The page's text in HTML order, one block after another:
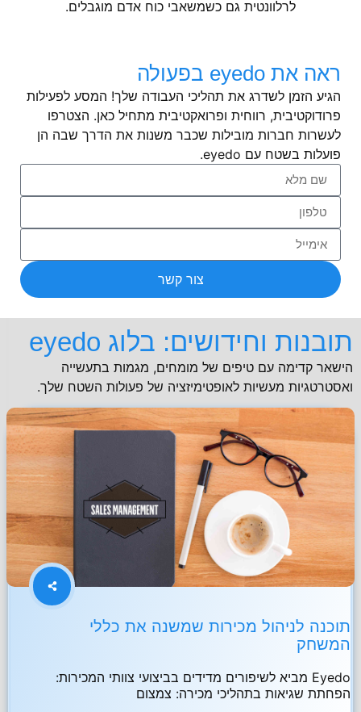
לרלוונטית גם כשמשאבי כוח אדם מוגבלים.
ראה את eyedo בפעולה
הגיע הזמן לשדרג את תהליכי העבודה שלך! המסע לפעילות
פרודוקטיבית, רווחית ופרואקטיבית מתחיל כאן. הצטרפו
לעשרות חברות מובילות שכבר משנות את הדרך שבה הן
פועלות בשטח עם eyedo.
צור קשר
תובנות וחידושים: בלוג eyedo
הישאר קדימה עם טיפים של מומחים, מגמות בתעשייה
ואסטרטגיות מעשיות לאופטימיזציה של פעולות השטח שלך.
תוכנה לניהול מכירות שמשנה את כללי
המשחק
Eyedo מביא לשיפורים מדידים בביצועי צוותי המכירות:
הפחתת שגיאות בתהליכי מכירה: צמצום